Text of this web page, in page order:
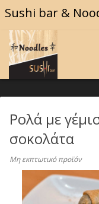
Sushi bar &
Ρολά με
σοκολάτα
Μη εκπτωτικό προϊόν